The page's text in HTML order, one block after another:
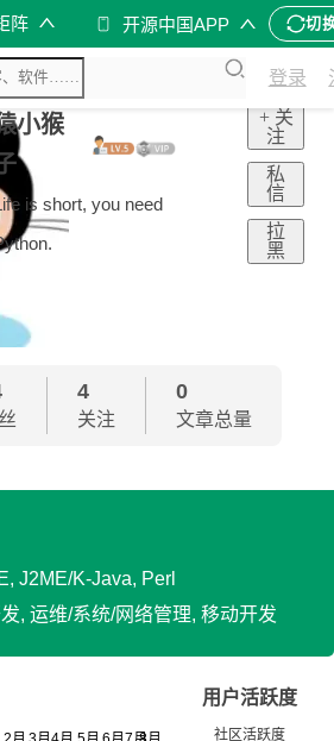
阵 开源中国APP 切
登录
小猴
is short, you need
+ 关
注
私
信
拉
黑
4
关注
0
文章总量
J2ME/K-Java, Perl
, 运维/系统/网络管理, 移动开发
用户活跃度